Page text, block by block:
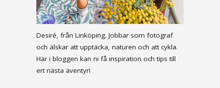
Desiré, från Linköping. Jobbar som fotograf
och älskar att upptäcka, naturen och att cykla.
Här i bloggen kan ni få inspiration och tips till
ert nästa äventyr!